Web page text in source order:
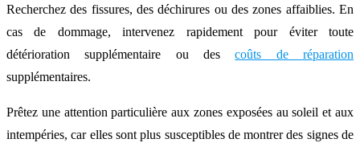
Recherchez des fissures, des déchirures ou des zones affaiblies. En
cas de dommage, intervenez rapidement pour éviter toute
détérioration supplémentaire ou descoûts de réparation
supplémentaires.
Prêtez une attention particulière aux zones exposées au soleil et aux
intempéries, car elles sont plus susceptibles de montrer des signes de